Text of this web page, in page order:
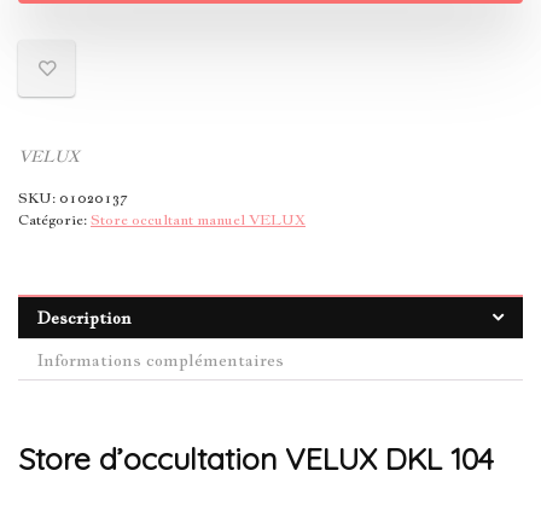
VELUX
SKU:01020137
Catégorie:Store occultant manuel VELUX
Description
Informations complémentaires
Store d’occultation VELUX DKL 104